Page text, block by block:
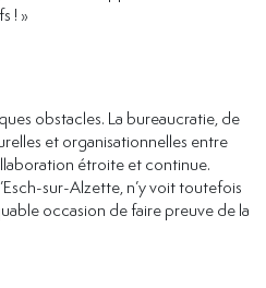
! »
obstacles. La bureaucratie, de
et organisationnelles entre
étroite et continue.
sur-Alzette, n’y voit toutefois
occasion de faire preuve de la